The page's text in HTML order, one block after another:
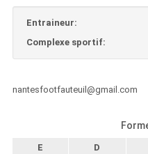
Entraineur:
Complexe sportif:
nantesfootfauteuil@gmail.com
E D